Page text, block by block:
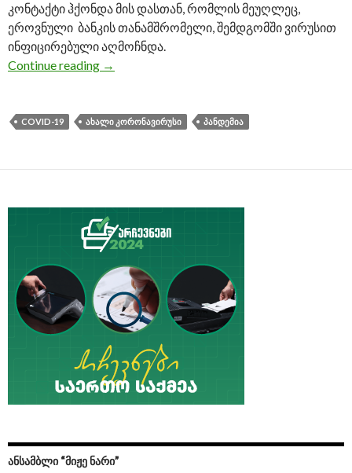
კონტაქტი ჰქონდა მის დასთან, რომლის მეუღლეც,
ეროვნული ბანკის თანამშრომელი, შემდგომში ვირუსით
ინფიცირებული აღმოჩნდა.
Continue reading ქვემო სვანეთში ახალი კორონავირუსის
→
COVID-19 ᲐᲮᲐᲚᲘ ᲙᲝᲠᲝᲜᲐᲕᲘᲠᲣᲡᲘ ᲞᲐᲜᲓᲔᲛᲘᲐ
ᲐᲜᲡᲐᲛᲑᲚᲘ “ᲛᲘᲟᲔ ᲜᲐᲠᲘ”